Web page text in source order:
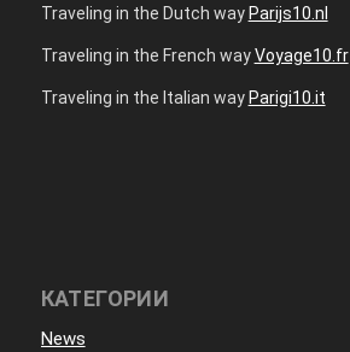
Traveling in the Dutch way Parijs10.nl
Traveling in the French wayVoyage10.fr
Traveling in the Italian wayParigi10.it
КАТЕГОРИИ
News